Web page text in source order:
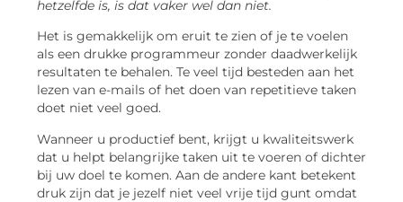
hetzelfde is, is dat vaker wel dan niet.
Het is gemakkelijk om eruit te zien of je te voelen
als een drukke programmeur zonder daadwerkelijk
resultaten te behalen. Te veel tijd besteden aan het
lezen van e-mails of het doen van repetitieve taken
doet niet veel goed.
Wanneer u productief bent, krijgt u kwaliteitswerk
dat u helpt belangrijke taken uit te voeren of dichter
bij uw doel te komen. Aan de andere kant betekent
druk zijn dat je jezelf niet veel vrije tijd gunt omdat